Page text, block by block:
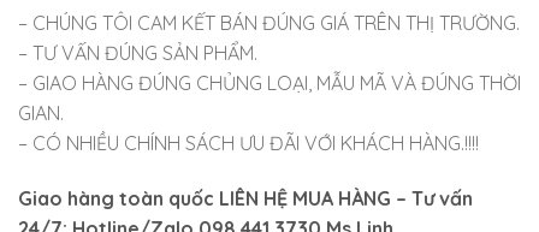
– CHÚNG TÔI CAM KẾT BÁN ĐÚNG GIÁ TRÊN THỊ TRƯỜNG.
– TƯ VẤN ĐÚNG SẢN PHẨM.
– GIAO HÀNG ĐÚNG CHỦNG LOẠI, MẪU MÃ VÀ ĐÚNG THỜI
GIAN.
– CÓ NHIỀU CHÍNH SÁCH ƯU ĐÃI VỚI KHÁCH HÀNG.!!!!
Giao hàng toàn quốc LIÊN HỆ MUA HÀNG – Tư vấn